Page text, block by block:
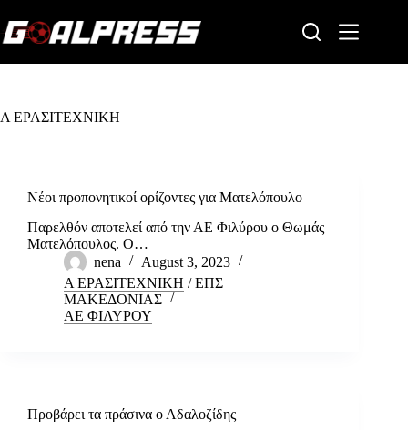
to
content
Α ΕΡΑΣΙΤΕΧΝΙΚΗ
Νέοι προπονητικοί ορίζοντες για Ματελόπουλο
Παρελθόν αποτελεί από την ΑΕ Φιλύρου ο Θωμάς
Ματελόπουλος. Ο…
nena
August 3, 2023
Α ΕΡΑΣΙΤΕΧΝΙΚΗ /ΕΠΣ
ΜΑΚΕΔΟΝΙΑΣ
ΑΕ ΦΙΛΥΡΟΥ
Προβάρει τα πράσινα ο Αδαλοζίδης